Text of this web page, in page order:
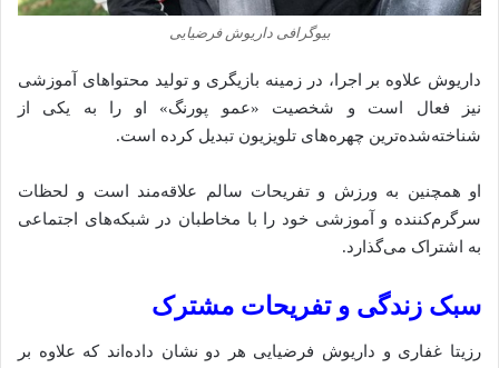
بیوگرافی داریوش فرضیایی
داریوش علاوه بر اجرا، در زمینه بازیگری و تولید محتواهای آموزشی
نیز فعال است و شخصیت «عمو پورنگ» او را به یکی از
شناخته‌شده‌ترین چهره‌های تلویزیون تبدیل کرده است.
او همچنین به ورزش و تفریحات سالم علاقه‌مند است و لحظات
سرگرم‌کننده و آموزشی خود را با مخاطبان در شبکه‌های اجتماعی
به اشتراک می‌گذارد.
سبک زندگی و تفریحات مشترک
رزیتا غفاری و داریوش فرضیایی هر دو نشان داده‌اند که علاوه بر